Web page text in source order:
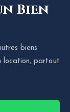
Bien
biens
location, partout